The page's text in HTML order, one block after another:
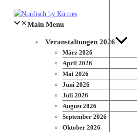
Zum
Inhalt
Main Menu
Veranstaltungen 2026
März 2026
April 2026
Mai 2026
Juni 2026
Juli 2026
August 2026
September 2026
Oktober 2026